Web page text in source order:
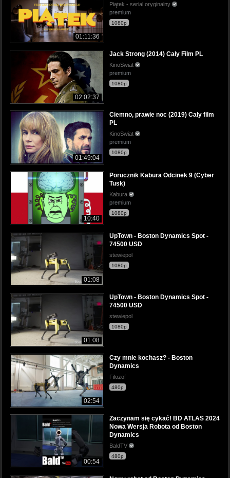
01:11:36
Piątek - serial oryginalny
premium
1080p
02:02:37
Jack Strong (2014) Cały Film PL
KinoSwiat
premium
1080p
01:49:04
Ciemno, prawie noc (2019) Cały film
PL
KinoSwiat
premium
1080p
10:40
Porucznik Kabura Odcinek 9 (Cyber
Tusk)
Kabura
premium
1080p
01:08
UpTown - Boston Dynamics Spot -
74500 USD
stewiepol
1080p
01:08
UpTown - Boston Dynamics Spot -
74500 USD
stewiepol
1080p
02:54
Czy mnie kochasz? - Boston
Dynamics
Filozof
480p
00:54
Zaczynam się cykać! BD ATLAS 2024
Nowa Wersja Robota od Boston
Dynamics
BaldTV
480p